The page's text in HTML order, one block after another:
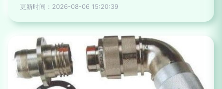
更新时间：2026-08-06 15:20:39